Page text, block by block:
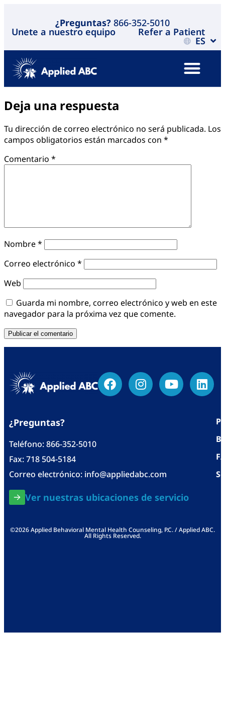
¿Preguntas? 866-352-5010
Unete a nuestro equipo Refer a Patient
ES
Deja una respuesta
Tu dirección de correo electrónico no será publicada. Los
campos obligatorios están marcados con *
Comentario *
Nombre*
Correo electrónico *
Web
Guarda mi nombre, correo electrónico y web en este
navegador para la próxima vez que comente.
¿Preguntas?
Teléfono:866-352-5010
Fax: 718 504-5184
Correo electrónico: info@appliedabc.com
Ver nuestras ubicaciones de servicio
©2026 Applied Behavioral Mental Health Counseling, P.C. / Applied ABC.
All Rights Reserved.